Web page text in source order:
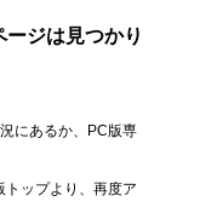
ジは見つかり
にあるか、PC版専
トップより、再度ア